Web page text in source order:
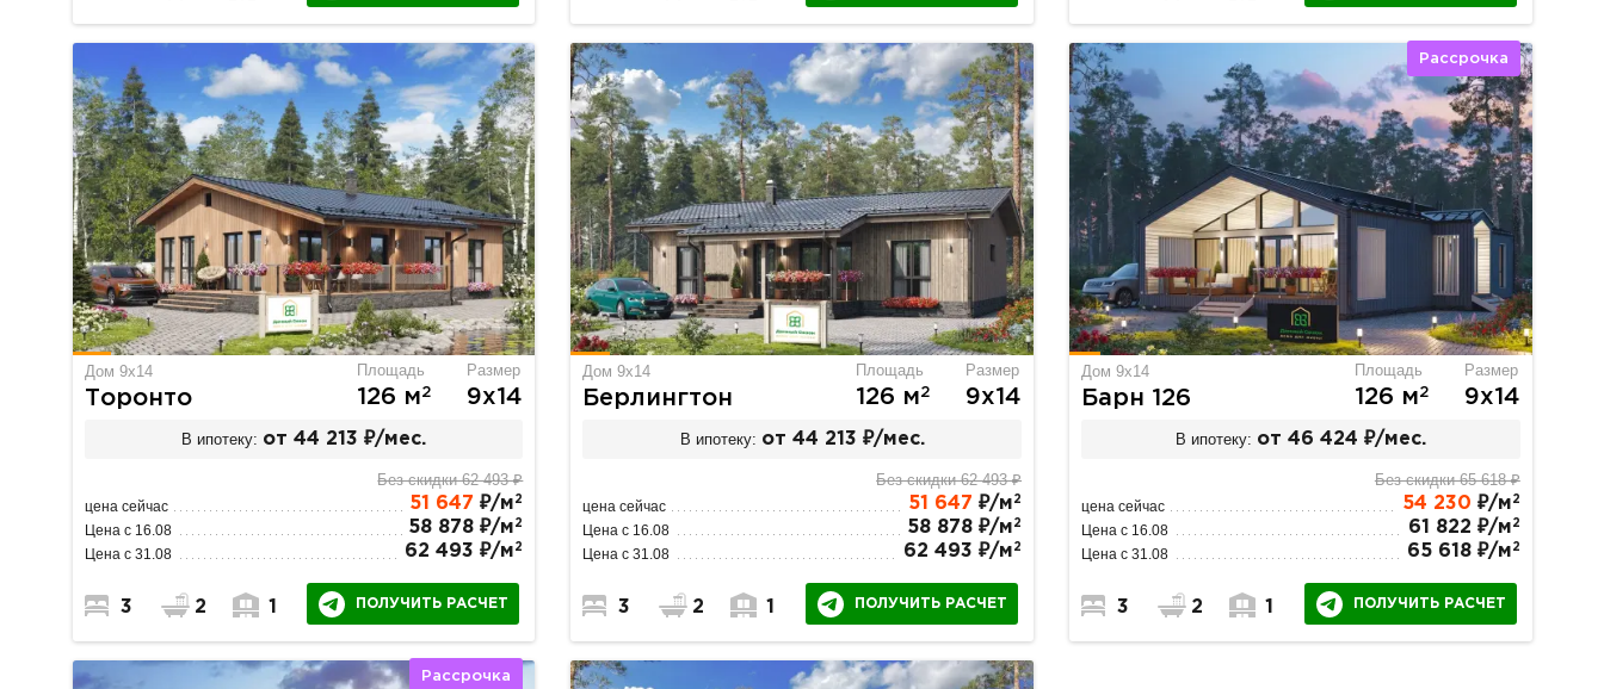
Дом 9х14
Торонто
Площадь
126 м2
Размер
9х14
В ипотеку: от 44 213 ₽/мес.
Без скидки 62 493 ₽
цена сейчас 51 647 ₽/м 2
Цена с 16.08 58 878 ₽/м 2
Цена с 31.08 62 493 ₽/м 2
3 2 1 ПОЛУЧИТЬ РАСЧЕТ
Дом 9х14
Берлингтон
Площадь
126 м2
Размер
9х14
В ипотеку: от 44 213 ₽/мес.
Без скидки 62 493 ₽
цена сейчас 51 647 ₽/м 2
Цена с 16.08 58 878 ₽/м 2
Цена с 31.08 62 493 ₽/м 2
3 2 1 ПОЛУЧИТЬ РАСЧЕТ
Рассрочка
Дом 9х14
Барн 126
Площадь
126 м2
Размер
9х14
В ипотеку: от 46 424 ₽/мес.
Без скидки 65 618 ₽
цена сейчас 54 230 ₽/м 2
Цена с 16.08 61 822 ₽/м 2
Цена с 31.08 65 618 ₽/м 2
3 2 1 ПОЛУЧИТЬ РАСЧЕТ
Рассрочка